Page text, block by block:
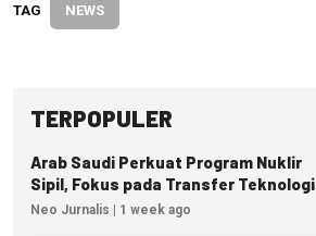
TAG NEWS
TERPOPULER
Arab Saudi Perkuat Program Nuklir
Sipil, Fokus pada Transfer Teknologi
dan Kedaulatan Energi
Neo Jurnalis | 1 week ago